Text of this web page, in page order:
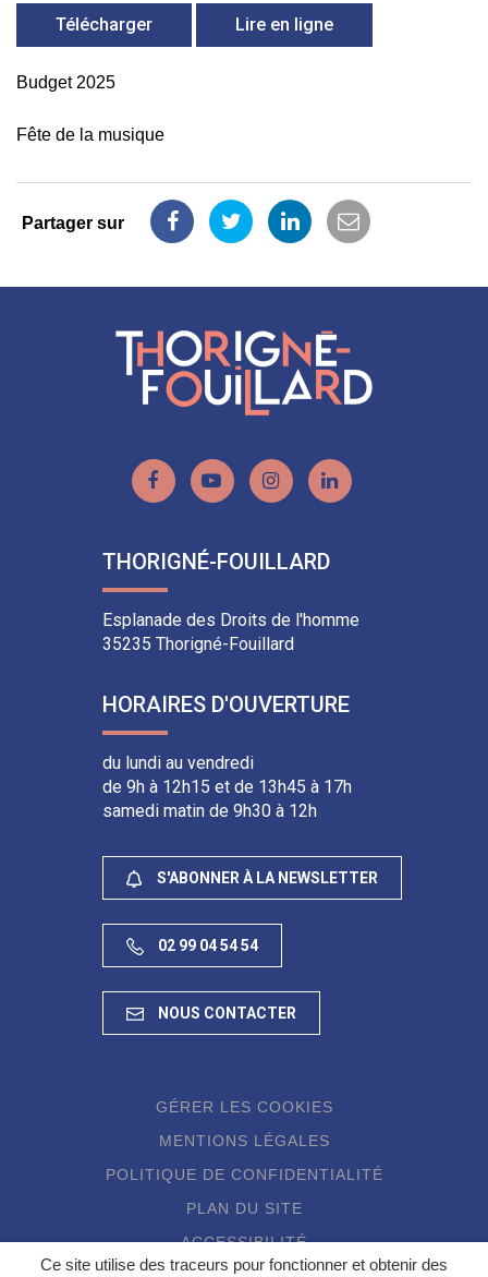
Ce site utilise des traceurs pour fonctionner et obtenir des
Télécharger Lire en ligne
Budget 2025
Fête de la musique
Partager sur
PartagerPartagerPartagerPartager
Lien
le
compte
Lien
la
chaîne
Lien
le
compte
Lien
THORIGNÉ-FOUILLARD
Esplanade des Droits de l'homme
35235 Thorigné-Fouillard
HORAIRES D'OUVERTURE
du lundi au vendredi
de 9h à 12h15 et de 13h45 à 17h
samedi matin de 9h30 à 12h
S'ABONNER À LA NEWSLETTER
02 99 04 54 54
NOUS CONTACTER
GÉRER LES COOKIES
MENTIONS LÉGALES
POLITIQUE DE CONFIDENTIALITÉ
PLAN DU SITE
ACCESSIBILITÉ